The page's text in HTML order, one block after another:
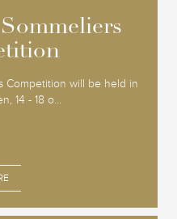
Competition will be held in
14 - 18 o...